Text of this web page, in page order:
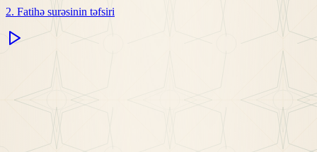
2. Fatihə surəsinin təfsiri